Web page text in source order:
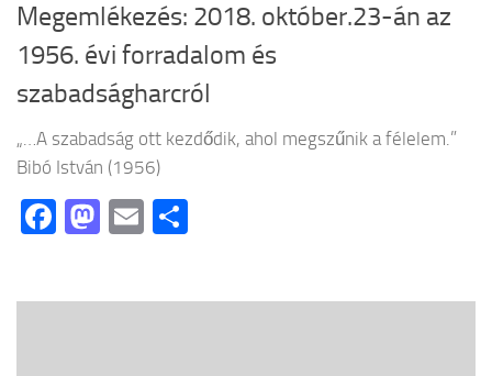
Megemlékezés: 2018. október.23-án az
1956. évi forradalom és
szabadságharcról
„…A szabadság ott kezdődik, ahol megszűnik a félelem.”
Bibó István (1956)
Facebook
Mastodon
Email